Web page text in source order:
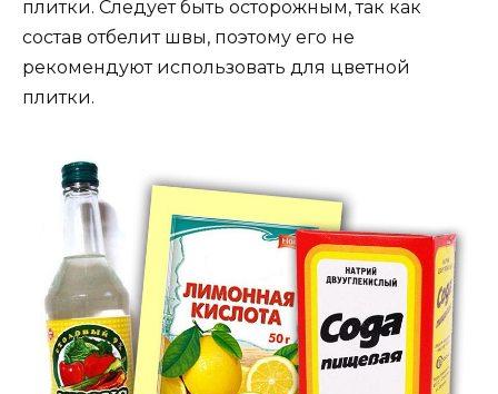
плитки. Следует быть осторожным, так как
состав отбелит швы, поэтому его не
рекомендуют использовать для цветной
плитки.